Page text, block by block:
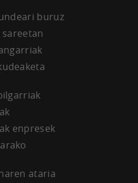
buruz
enpresek
ataria